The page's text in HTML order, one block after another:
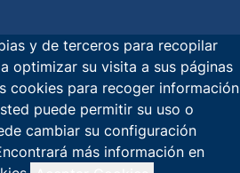
y de terceros para recopilar
optimizar su visita a sus páginas
cookies para recoger información
puede permitir su uso o
cambiar su configuración
más información en